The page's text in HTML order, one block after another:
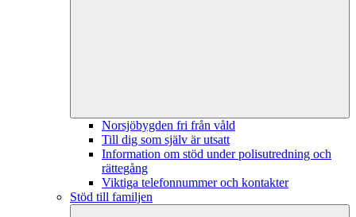
Norsjöbygden fri från våld
Till dig som själv är utsatt
Information om stöd under polisutredning och
rättegång
Viktiga telefonnummer och kontakter
Stöd till familjen